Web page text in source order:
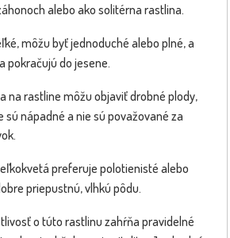
alebo ako solitérna rastlina.
môžu byť jednoduché alebo plné, a
pokračujú do jesene.
na rastline môžu objaviť drobné plody,
sú nápadné a nie sú považované za
preferuje polotienisté alebo
priepustnú, vlhkú pôdu.
o túto rastlinu zahŕňa pravidelné